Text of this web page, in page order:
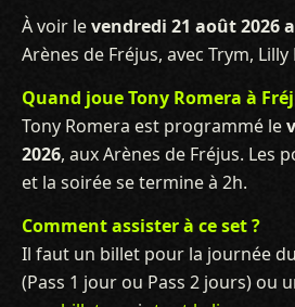
À voir levendredi 21 août 2026
Arènes de Fréjus, avec Trym,
Quand joue Tony Romera à
Tony Romera est programmé le
2026, aux Arènes de Fréjus. Les
et la soirée se termine à 2h.
Comment assister à ce set ?
Il faut un billet pour la journée
(Pass 1 jour ou Pass 2 jours) ou